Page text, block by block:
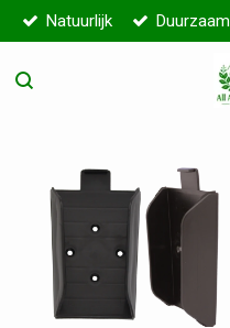
Ga
direct
naar
Natuurlijk Duurzaam